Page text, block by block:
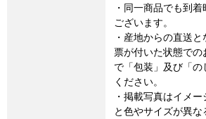
・同一商品でも到
ございます。
・産地からの直送
票が付いた状態で
で「包装」及び「
ください。
・掲載写真はイメ
と色やサイズが異な